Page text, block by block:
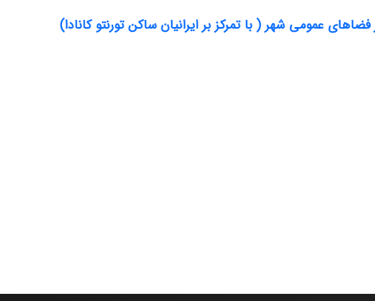
عمومی شهر ( با تمرکز بر ایرانیان ساکن تورنتو کانادا)